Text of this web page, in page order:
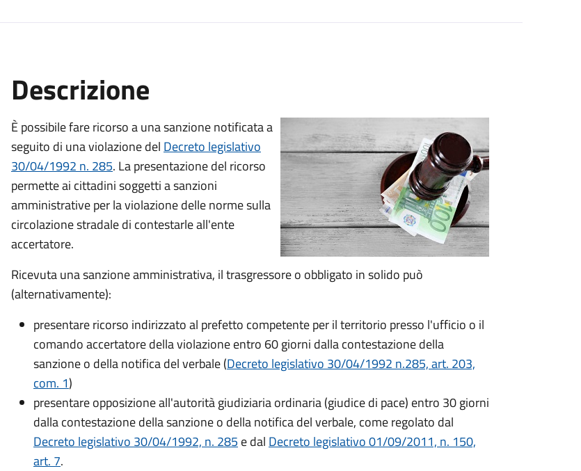
Descrizione
È possibile fare ricorso a una sanzione notificata a
seguito di una violazione del Decreto legislativo
30/04/1992 n. 285. La presentazione del ricorso
permette ai cittadini soggetti a sanzioni
amministrative per la violazione delle norme sulla
circolazione stradale di contestarle all'ente
accertatore.
Ricevuta una sanzione amministrativa, il trasgressore o obbligato in solido può
(alternativamente):
presentare ricorso indirizzato al prefetto competente per il territorio presso l'ufficio o il
comando accertatore della violazione entro 60 giorni dalla contestazione della
sanzione o della notifica del verbale (Decreto legislativo 30/04/1992 n.285, art. 203,
com. 1)
presentare opposizione all'autorità giudiziaria ordinaria (giudice di pace) entro 30 giorni
dalla contestazione della sanzione o della notifica del verbale, come regolato dal
Decreto legislativo 30/04/1992, n. 285 e dal Decreto legislativo 01/09/2011, n. 150,
art. 7.